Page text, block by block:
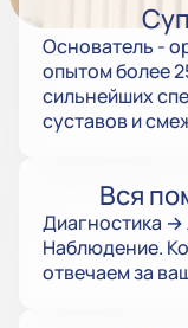
Основатель -
опытом более
сильнейших
суставов и
Вся
Диагностика
Наблюдение.
отвечаем за